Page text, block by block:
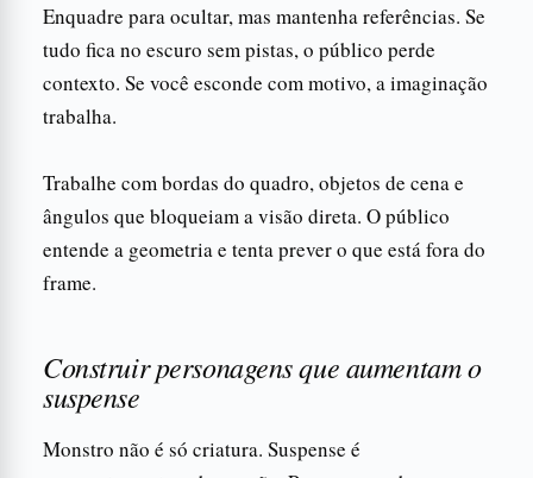
Enquadre para ocultar, mas mantenha referências. Se
tudo fica no escuro sem pistas, o público perde
contexto. Se você esconde com motivo, a imaginação
trabalha.
Trabalhe com bordas do quadro, objetos de cena e
ângulos que bloqueiam a visão direta. O público
entende a geometria e tenta prever o que está fora do
frame.
Construir personagens que aumentam o
suspense
Monstro não é só criatura. Suspense é